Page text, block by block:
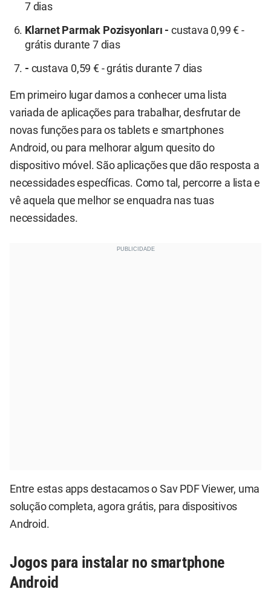
7 dias
Klarnet Parmak Pozisyonları - custava 0,99 € -
grátis durante 7 dias
- custava 0,59 € - grátis durante 7 dias
Em primeiro lugar damos a conhecer uma lista
variada de aplicações para trabalhar, desfrutar de
novas funções para os tablets e smartphones
Android, ou para melhorar algum quesito do
dispositivo móvel. São aplicações que dão resposta a
necessidades específicas. Como tal, percorre a lista e
vê aquela que melhor se enquadra nas tuas
necessidades.
Entre estas apps destacamos o Sav PDF Viewer, uma
solução completa, agora grátis, para dispositivos
Android.
Jogos para instalar no smartphone
Android